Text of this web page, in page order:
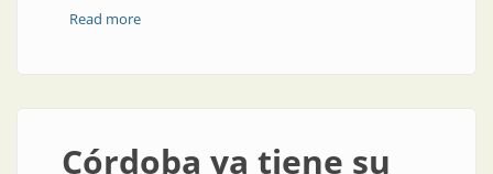
Read moreabout Nuevas autoridades en Córdoba
Córdoba ya tiene su